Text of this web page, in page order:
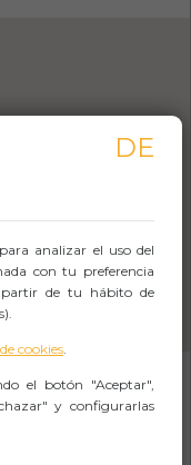
DE
analizar el uso del
con tu preferencia
partir de tu hábito de
cookies
el botón "Aceptar",
y configurarlas